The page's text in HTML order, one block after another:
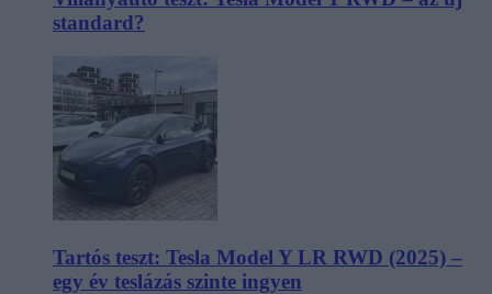
standard?
Tartós teszt: Tesla Model Y LR RWD (2025) –
egy év teslázás szinte ingyen